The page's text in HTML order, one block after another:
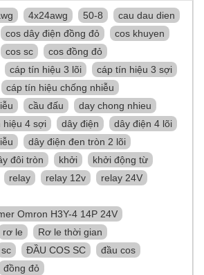
4x24awg 50-8
cau dau dien
cos dây điện đồng đỏ
cos khuyen
cos sc
cos đồng đỏ
cáp tín hiệu 3 lõi
cáp tín hiệu 3 sợi
cáp tín hiệu chống nhiễu
cầu đấu
day chong nhieu
hiệu 4 sợi dây điện
dây điện 4 lõi
dây điện đen tròn 2 lõi
đôi tròn khởi
khởi động từ
relay relay 12v
relay 24V
Omron H3Y-4 14P 24V
rơ le
Rơ le thời gian
sc ĐẦU COS SC
đầu cos
đồng đỏ